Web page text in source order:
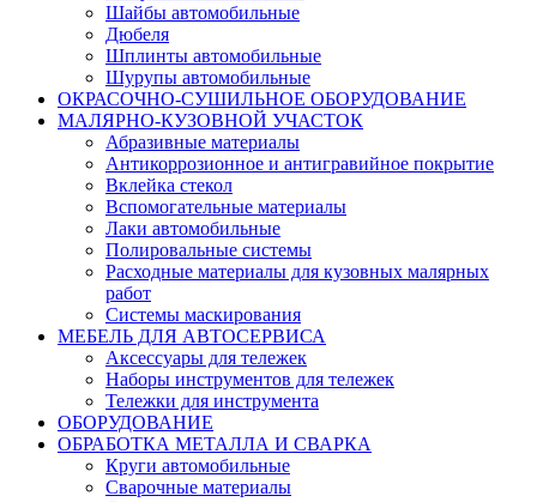
Шайбы автомобильные
Дюбеля
Шплинты автомобильные
Шурупы автомобильные
ОКРАСОЧНО-СУШИЛЬНОЕ ОБОРУДОВАНИЕ
МАЛЯРНО-КУЗОВНОЙ УЧАСТОК
Абразивные материалы
Антикоррозионное и антигравийное покрытие
Вклейка стекол
Вспомогательные материалы
Лаки автомобильные
Полировальные системы
Расходные материалы для кузовных малярных
работ
Системы маскирования
МЕБЕЛЬ ДЛЯ АВТОСЕРВИСА
Аксессуары для тележек
Наборы инструментов для тележек
Тележки для инструмента
ОБОРУДОВАНИЕ
ОБРАБОТКА МЕТАЛЛА И СВАРКА
Круги автомобильные
Сварочные материалы